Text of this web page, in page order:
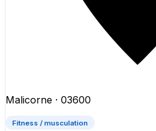
Malicorne · 03600
Fitness / musculation